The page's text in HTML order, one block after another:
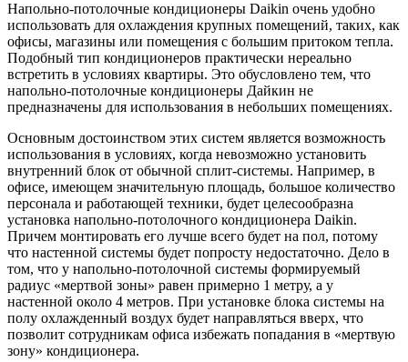
Напольно-потолочные кондиционеры Daikin очень удобно
использовать для охлаждения крупных помещений, таких, как
офисы, магазины или помещения с большим притоком тепла.
Подобный тип кондиционеров практически нереально
встретить в условиях квартиры. Это обусловлено тем, что
напольно-потолочные кондиционеры Дайкин не
предназначены для использования в небольших помещениях.
Основным достоинством этих систем является возможность
использования в условиях, когда невозможно установить
внутренний блок от обычной сплит-системы. Например, в
офисе, имеющем значительную площадь, большое количество
персонала и работающей техники, будет целесообразна
установка напольно-потолочного кондиционера Daikin.
Причем монтировать его лучше всего будет на пол, потому
что настенной системы будет попросту недостаточно. Дело в
том, что у напольно-потолочной системы формируемый
радиус «мертвой зоны» равен примерно 1 метру, а у
настенной около 4 метров. При установке блока системы на
полу охлажденный воздух будет направляться вверх, что
позволит сотрудникам офиса избежать попадания в «мертвую
зону» кондиционера.